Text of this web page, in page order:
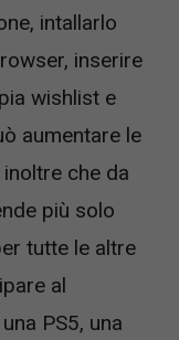
intallarlo
inserire
wishlist e
aumentare le
che da
più solo
tutte le altre
al
PS5, una